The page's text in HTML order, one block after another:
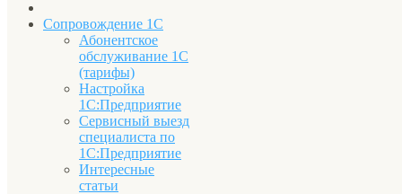
Сопровождение 1С
Абонентское
обслуживание 1С
(тарифы)
Настройка
1С:Предприятие
Сервисный выезд
специалиста по
1С:Предприятие
Интересные
статьи